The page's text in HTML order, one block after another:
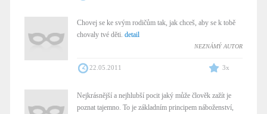
Chovej se ke svým rodičům tak, jak chceš, aby se k tobě
chovaly tvé děti. detail
NEZNÁMÝ AUTOR
22.05.2011 3x
Nejkrásnější a nejhlubší pocit jaký může člověk zažít je
poznat tajemno. To je základním principem náboženství,